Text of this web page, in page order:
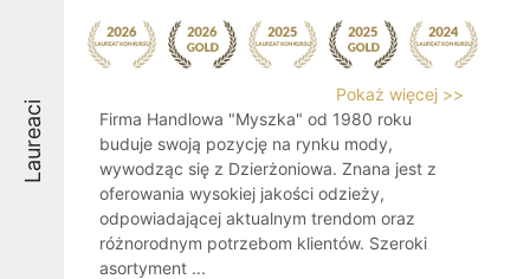
Laureaci
Pokaż więcej >>
Firma Handlowa "Myszka" od 1980 roku
buduje swoją pozycję na rynku mody,
wywodząc się z Dzierżoniowa. Znana jest z
oferowania wysokiej jakości odzieży,
odpowiadającej aktualnym trendom oraz
różnorodnym potrzebom klientów. Szeroki
asortyment ...